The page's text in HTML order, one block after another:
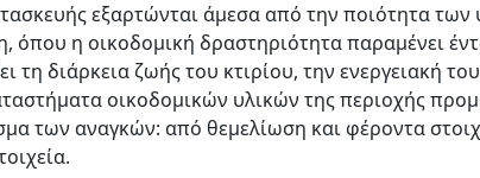
εξαρτώνται άμεσα από την ποιότητα των
όπου η οικοδομική δραστηριότητα παραμένει
τη διάρκεια ζωής του κτιρίου, την ενεργειακή
οικοδομικών υλικών της περιοχής
των αναγκών: από θεμελίωση και φέροντα